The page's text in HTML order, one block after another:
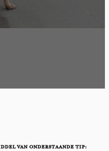
van onderstaande tip: